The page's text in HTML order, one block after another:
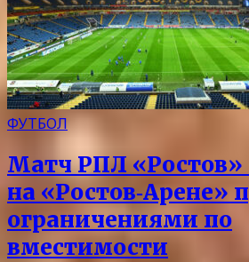
ФУТБОЛ
Матч РПЛ
на «Ростов‑Арене»
ограничениями по
вместимости